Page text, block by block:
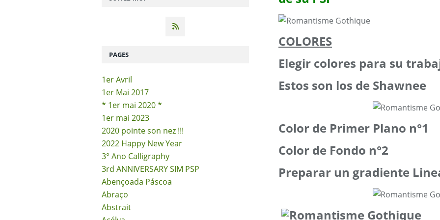
COLORES
Elegir colores para su
Estos son los de Shawnee
Color de Primer Plano n°1
Color de Fondo n°2
Preparar un gradiente
PAGES
1er Avril
1er Mai 2017
* 1er mai 2020 *
1er mai 2023
2020 pointe son nez !!!
2022 Happy New Year
3° Ano Calligraphy
3rd ANNIVERSARY SIM PSP
Abençoada Páscoa
Abraço
Abstrait